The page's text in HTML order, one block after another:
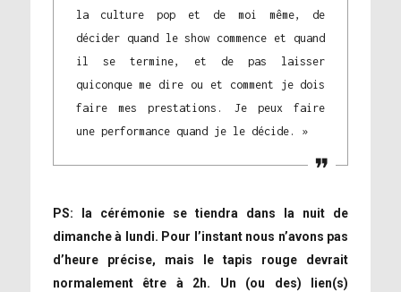
la culture pop et de moi même, de
décider quand le show commence et quand
il se termine, et de pas laisser
quiconque me dire ou et comment je dois
faire mes prestations. Je peux faire
une performance quand je le décide. »
PS: la cérémonie se tiendra dans la nuit de
dimanche à lundi. Pour l’instant nous n’avons pas
d’heure précise, mais le tapis rouge devrait
normalement être à 2h. Un (ou des) lien(s)